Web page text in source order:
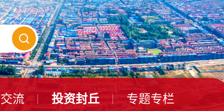
流 投资封丘 专题专栏